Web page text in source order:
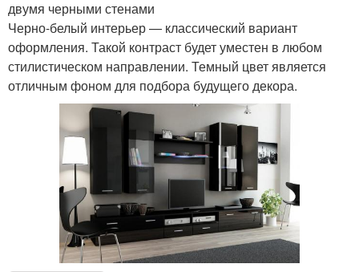
двумя черными стенами
Черно-белый интерьер — классический вариант
оформления. Такой контраст будет уместен в любом
стилистическом направлении. Темный цвет является
отличным фоном для подбора будущего декора.